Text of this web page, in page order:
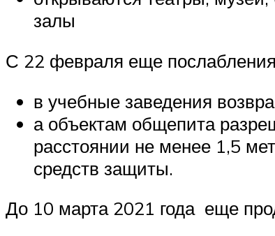
залы
С 22 февраля еще
в учебные заведения
а объектам общепита
расстоянии не менее 1,5
средств защиты.
До 10 марта 2021 года еще